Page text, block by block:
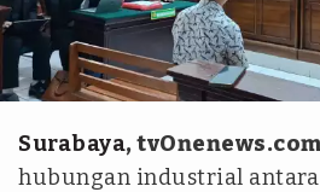
tvOne - syamsul huda
Surabaya, tvOnenews.com
hubungan industrial